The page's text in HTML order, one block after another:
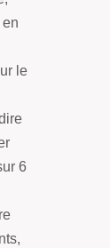
le
6